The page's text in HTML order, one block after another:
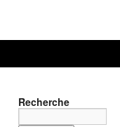
Recherche